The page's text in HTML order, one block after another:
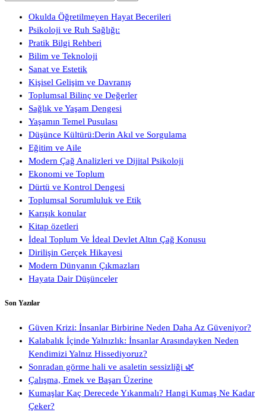
Okulda Öğretilmeyen Hayat Becerileri
Psikoloji ve Ruh Sağlığı:
Pratik Bilgi Rehberi
Bilim ve Teknoloji
Sanat ve Estetik
Kişisel Gelişim ve Davranış
Toplumsal Bilinç ve Değerler
Sağlık ve Yaşam Dengesi
Yaşamın Temel Pusulası
Düşünce Kültürü:Derin Akıl ve Sorgulama
Eğitim ve Aile
Modern Çağ Analizleri ve Dijital Psikoloji
Ekonomi ve Toplum
Dürtü ve Kontrol Dengesi
Toplumsal Sorumluluk ve Etik
Karışık konular
Kitap özetleri
İdeal Toplum Ve İdeal Devlet Altın Çağ Konusu
Dirilişin Gerçek Hikayesi
Modern Dünyanın Çıkmazları
Hayata Dair Düşünceler
Son Yazılar
Güven Krizi: İnsanlar Birbirine Neden Daha Az Güveniyor?
Kalabalık İçinde Yalnızlık: İnsanlar Arasındayken Neden
Kendimizi Yalnız Hissediyoruz?
Sonradan görme hali ve asaletin sessizliği 🌿
Çalışma, Emek ve Başarı Üzerine
Kumaşlar Kaç Derecede Yıkanmalı? Hangi Kumaş Ne Kadar
Çeker?